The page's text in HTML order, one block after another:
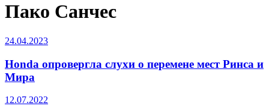
Пако Санчес
24.04.2023
Honda опровергла слухи о перемене мест Ринса и
Мира
12.07.2022